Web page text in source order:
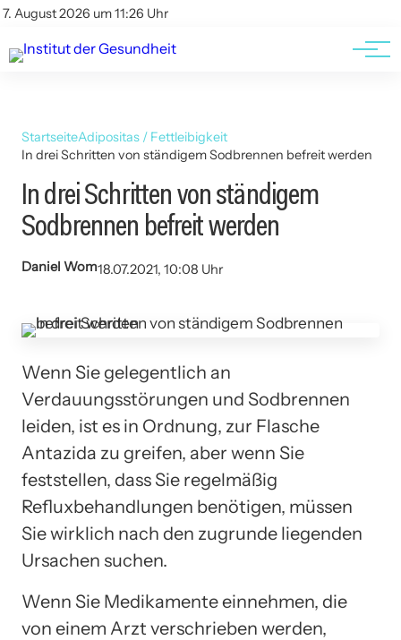
7. August 2026 um 11:26 Uhr
Kontakt
Kontakt
AGBs
StartseiteAdipositas / Fettleibigkeit
In drei Schritten von ständigem Sodbrennen befreit werden
In drei Schritten von ständigem
Sodbrennen befreit werden
Daniel Wom18.07.2021, 10:08 Uhr
Wenn Sie gelegentlich an
Verdauungsstörungen und Sodbrennen
leiden, ist es in Ordnung, zur Flasche
Antazida zu greifen, aber wenn Sie
feststellen, dass Sie regelmäßig
Refluxbehandlungen benötigen, müssen
Sie wirklich nach den zugrunde liegenden
Ursachen suchen.
Wenn Sie Medikamente einnehmen, die
von einem Arzt verschrieben werden,